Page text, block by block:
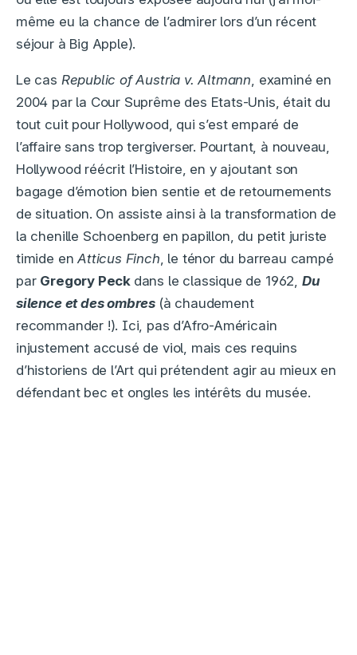
même eu la chance de l’admirer lors d’un récent
séjour à Big Apple).
Le cas Republic of Austria v. Altmann, examiné en
2004 par la Cour Suprême des Etats-Unis, était du
tout cuit pour Hollywood, qui s’est emparé de
l’affaire sans trop tergiverser. Pourtant, à nouveau,
Hollywood réécrit l’Histoire, en y ajoutant son
bagage d’émotion bien sentie et de retournements
de situation. On assiste ainsi à la transformation de
la chenille Schoenberg en papillon, du petit juriste
timide enAtticus Finch, le ténor du barreau campé
par Gregory Peck dans le classique de 1962, Du
silence et des ombres (à chaudement
recommander !). Ici, pas d’Afro-Américain
injustement accusé de viol, mais ces requins
d’historiens de l’Art qui prétendent agir au mieux en
défendant bec et ongles les intérêts du musée.